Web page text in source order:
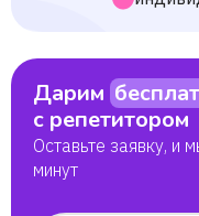
Дарим
с репетитором
Оставьте заявку, и
минут